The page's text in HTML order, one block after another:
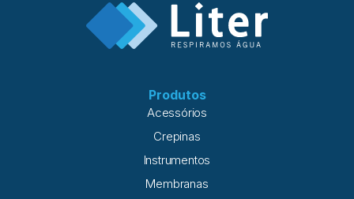
Produtos
Acessórios
Crepinas
Instrumentos
Membranas